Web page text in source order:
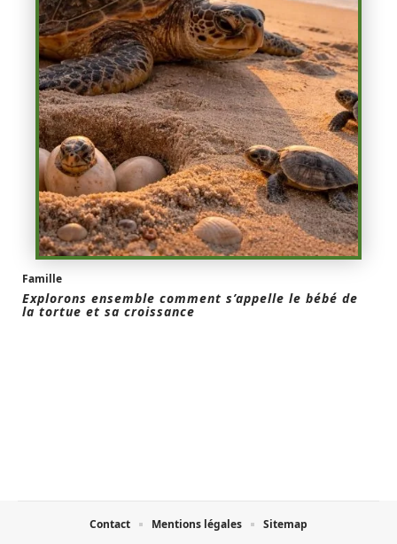
Famille
Explorons ensemble comment s’appelle le bébé de
la tortue et sa croissance
Contact Mentions légales Sitemap